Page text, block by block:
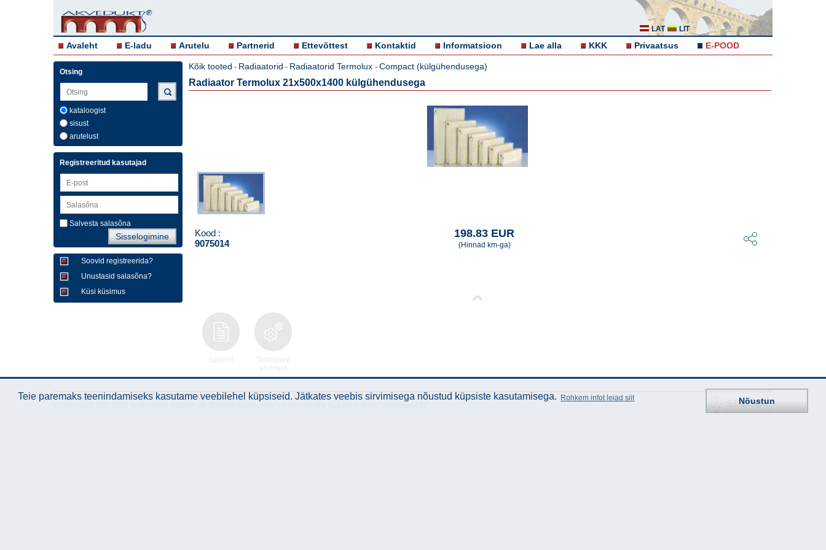
LAT LIT
Avaleht E-ladu Arutelu Partnerid Ettevõttest Kontaktid Informatsioon Lae alla KKK Privaatsus E-POOD
Otsing
kataloogist
sisust
arutelust
Registreeritud kasutajad
Salvesta salasõna
Soovid registreerida?
Unustasid salasõna?
Küsi küsimus
Kõik tooted - Radiaatorid - Radiaatorid Termolux - Compact (külgühendusega)
Radiaator Termolux 21x500x1400 külgühendusega
Kood :
9075014
198.83 EUR
(Hinnad km-ga)
Teie paremaks teenindamiseks kasutame veebilehel küpsiseid. Jätkates veebis sirvimisega nõustud küpsiste kasutamisega. Rohkem infot leiad siit Nõustun